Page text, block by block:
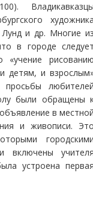
Лунд и др. Многие
в городе
«учение
детям, и
были обращены
в
и живописи.
включены
устроена